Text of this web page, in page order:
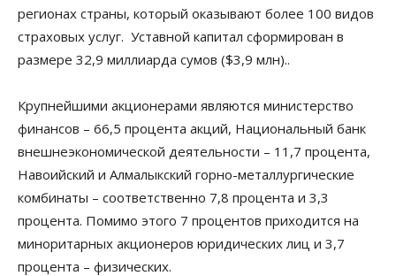
регионах страны, который оказывают более 100 видов
страховых услуг. Уставной капитал сформирован в
размере 32,9 миллиарда сумов ($3,9 млн)..
Крупнейшими акционерами являются министерство
финансов – 66,5 процента акций, Национальный банк
внешнеэкономической деятельности – 11,7 процента,
Навоийский и Алмалыкский горно-металлургические
комбинаты – соответственно 7,8 процента и 3,3
процента. Помимо этого 7 процентов приходится на
миноритарных акционеров юридических лиц и 3,7
процента – физических.